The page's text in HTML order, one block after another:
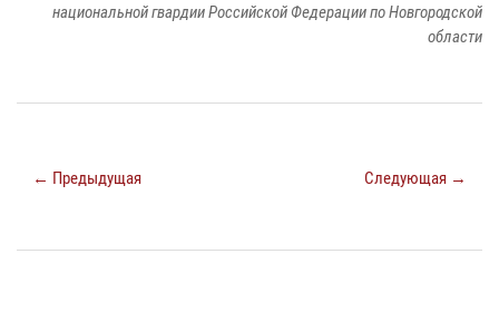
национальной гвардии Российской Федерации по Новгородской
области
← Предыдущая Следующая →